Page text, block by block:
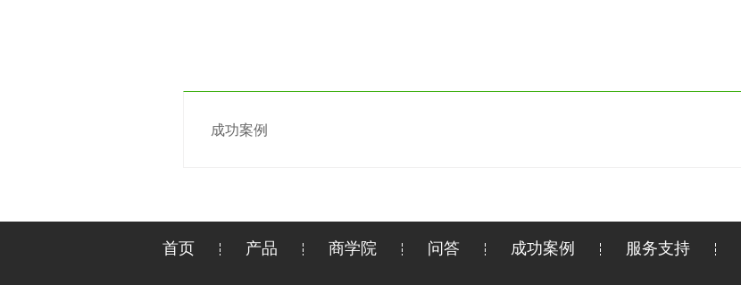
成功案例
首页 产品 商学院 问答 成功案例 服务支持